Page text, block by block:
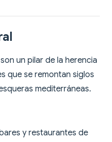
un pilar de la herencia
que se remontan siglos
mediterráneas.
y restaurantes de